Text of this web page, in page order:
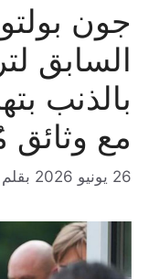
جون
السابق
بالذنب
مع وثائق
26 يونيو 2026 بقلم